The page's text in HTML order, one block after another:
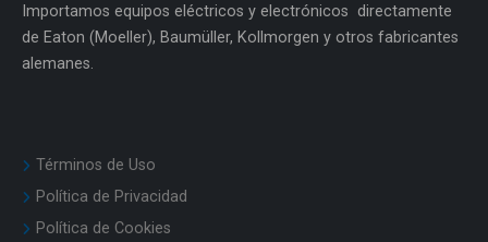
Importamos equipos eléctricos y electrónicos directamente
de Eaton (Moeller), Baumüller, Kollmorgen y otros fabricantes
alemanes.
Términos de Uso
Política de Privacidad
Política de Cookies